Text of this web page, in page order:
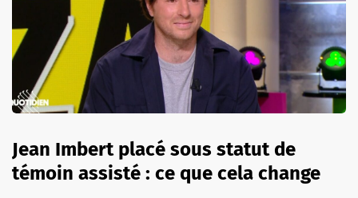
Jean Imbert placé sous statut de
témoin assisté : ce que cela change